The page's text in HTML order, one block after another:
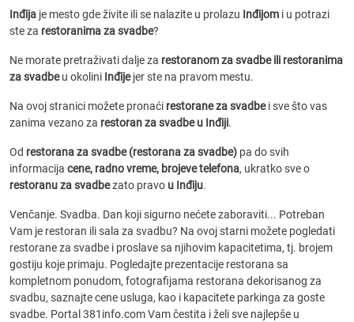
Inđija je mesto gde živite ili se nalazite u prolazu Inđijom i u potrazi
ste za restoranima za svadbe?
Ne morate pretraživati dalje za restoranom za svadbe ili restoranima
za svadbeu okolini Inđijejer ste na pravom mestu.
Na ovoj stranici možete pronaći restorane za svadbei sve što vas
zanima vezano za restoran za svadbe u Inđiji.
Od restorana za svadbe (restorana za svadbe) pa do svih
informacija cene, radno vreme, brojeve telefona, ukratko sve o
restoranu za svadbezato pravo u Inđiju.
Venčanje. Svadba. Dan koji sigurno nećete zaboraviti... Potreban
Vam je restoran ili sala za svadbu? Na ovoj starni možete pogledati
restorane za svadbe i proslave sa njihovim kapacitetima, tj. brojem
gostiju koje primaju. Pogledajte prezentacije restorana sa
kompletnom ponudom, fotografijama restorana dekorisanog za
svadbu, saznajte cene usluga, kao i kapacitete parkinga za goste
svadbe. Portal 381info.com Vam čestita i želi sve najlepše u